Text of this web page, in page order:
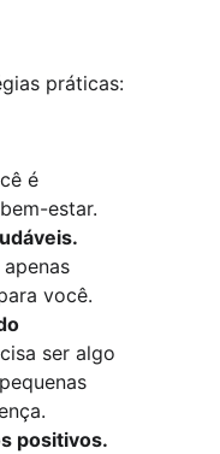
práticas:
é
estar.
você.
ser algo
positivos.